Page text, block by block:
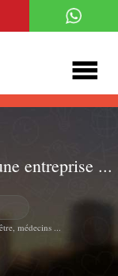
entreprise ...
médecins ...